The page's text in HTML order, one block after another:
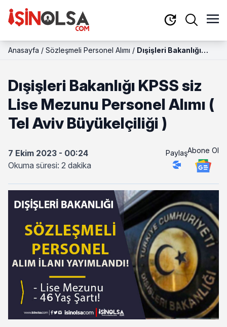
Anasayfa / Sözleşmeli Personel Alımı / Dışişleri Bakanlığı
Aviv Büyükelçiliği )
Dışişleri Bakanlığı KPSS siz
Lise Mezunu Personel Alımı (
Tel Aviv Büyükelçiliği )
7 Ekim 2023 - 00:24
Okuma süresi: 2 dakika
PaylaşAbone Ol